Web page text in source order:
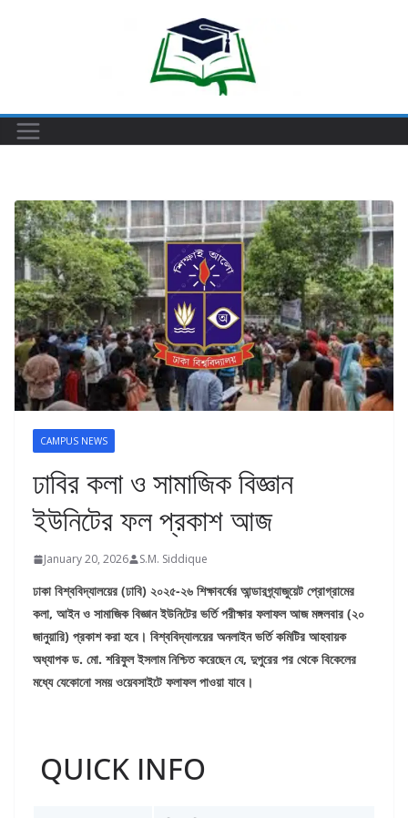
CAMPUS NEWS
ঢাবির কলা ও সামাজিক বিজ্ঞান
ইউনিটের ফল প্রকাশ আজ
January 20, 2026 S.M. Siddique
ঢাকা বিশ্ববিদ্যালয়ের (ঢাবি) ২০২৫-২৬ শিক্ষাবর্ষের আন্ডারগ্র্যাজুয়েট প্রোগ্রামের
কলা, আইন ও সামাজিক বিজ্ঞান ইউনিটের ভর্তি পরীক্ষার ফলাফল আজ মঙ্গলবার (২০
জানুয়ারি) প্রকাশ করা হবে। বিশ্ববিদ্যালয়ের অনলাইন ভর্তি কমিটির আহবায়ক
অধ্যাপক ড. মো. শরিফুল ইসলাম নিশ্চিত করেছেন যে, দুপুরের পর থেকে বিকেলের
মধ্যে যেকোনো সময় ওয়েবসাইটে ফলাফল পাওয়া যাবে।
QUICK INFO